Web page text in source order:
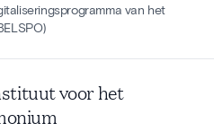
van het
voor het